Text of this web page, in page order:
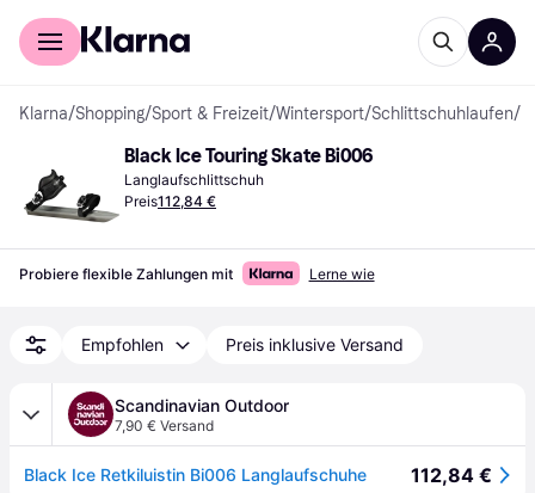
Für Shopper
Klarna/Shopping/Sport & Freizeit/Wintersport/Schlittschuhlaufen/
Black Ice Touring Skate Bi006
Langlaufschlittschuh
Preis112,84 €
Probiere flexible Zahlungen mit Lerne wie
Empfohlen Preis inklusive Versand
Scandinavian Outdoor
7,90 € Versand
Black Ice Retkiluistin Bi006 Langlaufschuhe 112,84 €